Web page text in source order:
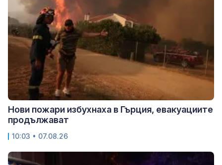
Нови пожари избухнаха в Гърция, евакуациите
продължават
10:03 • 07.08.26